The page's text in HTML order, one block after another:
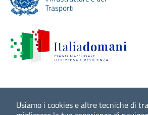
Usiamo i cookies e altre tecniche di